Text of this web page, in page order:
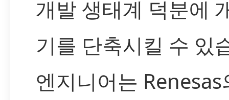
개발 생태계 덕분에
기를 단축시킬 수 있
엔지니어는 Renesas